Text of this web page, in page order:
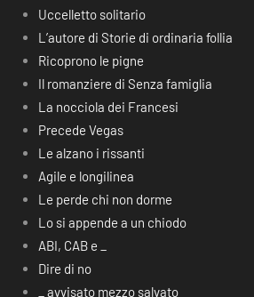
Uccelletto solitario
L’autore di Storie di ordinaria follia
Ricoprono le pigne
Il romanziere di Senza famiglia
La nocciola dei Francesi
Precede Vegas
Le alzano i rissanti
Agile e longilinea
Le perde chi non dorme
Lo si appende a un chiodo
ABI, CAB e _
Dire di no
_ avvisato mezzo salvato